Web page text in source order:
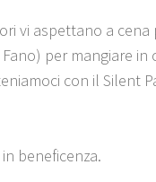
vi aspettano a cena
per mangiare in
con il Silent
beneficenza.